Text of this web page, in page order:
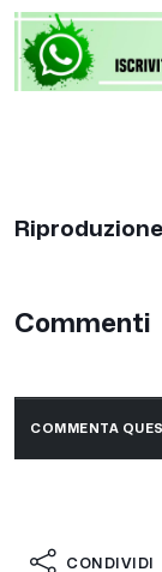
Commenti
COMMENTA
CONDIVIDI